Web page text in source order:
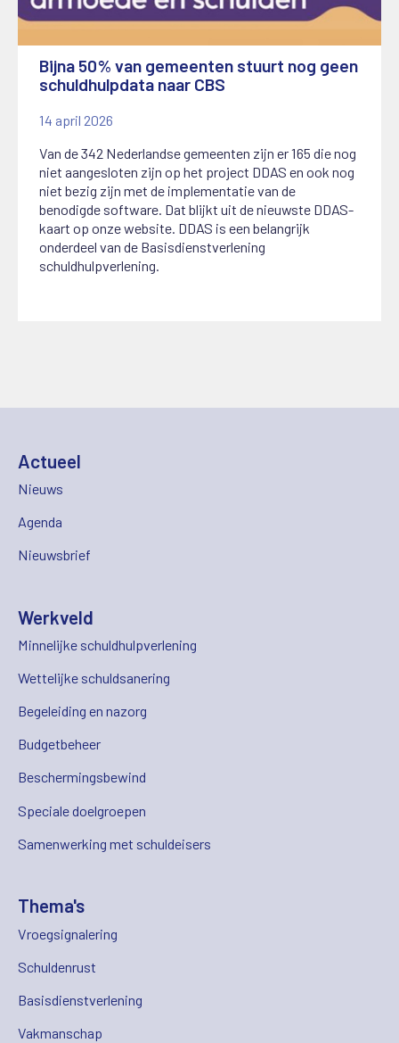
Bijna 50% van gemeenten stuurt nog geen
schuldhulpdata naar CBS
14 april 2026
Van de 342 Nederlandse gemeenten zijn er 165 die nog
niet aangesloten zijn op het project DDAS en ook nog
niet bezig zijn met de implementatie van de
benodigde software. Dat blijkt uit de nieuwste DDAS-
kaart op onze website. DDAS is een belangrijk
onderdeel van de Basisdienstverlening
schuldhulpverlening.
Actueel
Nieuws
Agenda
Nieuwsbrief
Werkveld
Minnelijke schuldhulpverlening
Wettelijke schuldsanering
Begeleiding en nazorg
Budgetbeheer
Beschermingsbewind
Speciale doelgroepen
Samenwerking met schuldeisers
Thema's
Vroegsignalering
Schuldenrust
Basisdienstverlening
Vakmanschap